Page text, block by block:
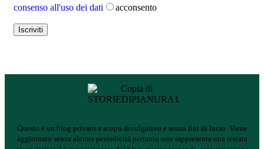
consenso all'uso dei dati acconsento
Questo è un blog privato a scopo divulgativo e senza fini di lucro. Viene
aggiornato senza alcuna periodicità pertanto non rappresenta una testata